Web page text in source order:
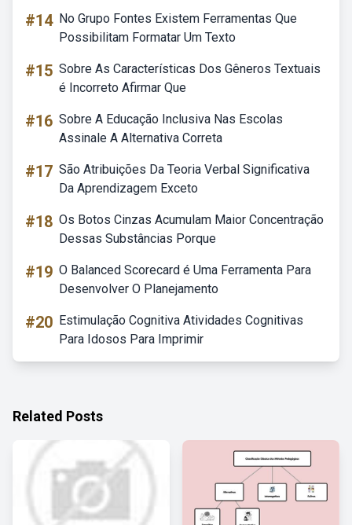
#14 No Grupo Fontes Existem Ferramentas Que
Possibilitam Formatar Um Texto
#15 Sobre As Características Dos Gêneros Textuais
é Incorreto Afirmar Que
#16 Sobre A Educação Inclusiva Nas Escolas
Assinale A Alternativa Correta
#17 São Atribuições Da Teoria Verbal Significativa
Da Aprendizagem Exceto
#18 Os Botos Cinzas Acumulam Maior Concentração
Dessas Substâncias Porque
#19 O Balanced Scorecard é Uma Ferramenta Para
Desenvolver O Planejamento
#20 Estimulação Cognitiva Atividades Cognitivas
Para Idosos Para Imprimir
Related Posts